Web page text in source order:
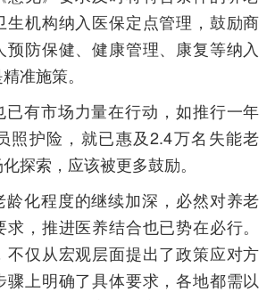
生机构纳入医保定点管理，鼓励商
预防保健、健康管理、康复等纳入
准施策。
已有市场力量在行动，如推行一年
照护险，就已惠及2.4万名失能老
探索，应该被更多鼓励。
龄化程度的继续加深，必然对养老
，推进医养结合也已势在必行。
不仅从宏观层面提出了政策应对方
骤上明确了具体要求，各地都需以